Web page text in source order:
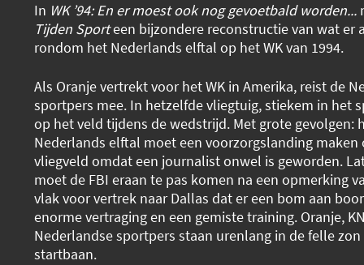
In WK ’94: En er moest ook nog gevoetbald worden...
Tijden Sporteen bijzondere reconstructie van wat er
rondom het Nederlands elftal op het WK van 1994.
Als Oranje vertrekt voor het WK in Amerika, reist de
sportpers mee. In hetzelfde vliegtuig, stiekem in het
op het veld tijdens de wedstrijd. Met grote gevolgen:
Nederlands elftal moet een voorzorgslanding maken
vliegveld omdat een journalist onwel is geworden.
moet de FBI eraan te pas komen na een opmerking
vlak voor vertrek naar Dallas dat er een bom aan
enorme vertraging en een gemiste training. Oranje,
Nederlandse sportpers staan urenlang in de felle
startbaan.